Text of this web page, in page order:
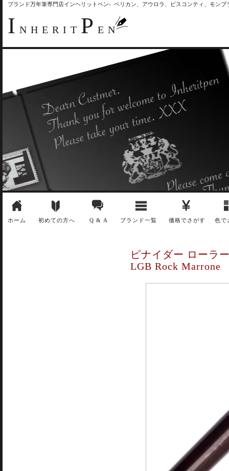
ブランド万年筆専門店インヘリットペン- ペリカン、アウロラ、ビスコンティ、モン
I NHERIT P EN
ホーム 初めての方へ Q & A ブランド一覧 価格でさがす 色で
ピナイダー ローラ
LGB Rock Marrone